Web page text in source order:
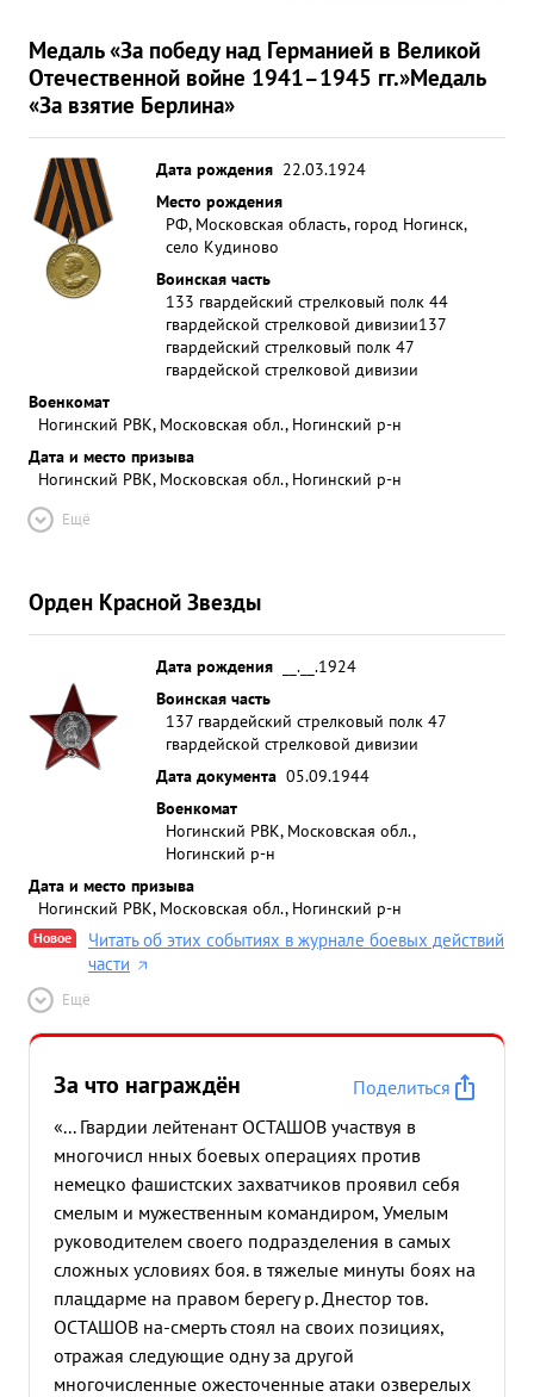
Медаль «За победу над Германией в Великой
Отечественной войне 1941–1945 гг.»Медаль
«За взятие Берлина»
Дата рождения 22.03.1924
Место рождения
РФ, Московская область, город Ногинск,
село Кудиново
Воинская часть
133 гвардейский стрелковый полк 44
гвардейской стрелковой дивизии137
гвардейский стрелковый полк 47
гвардейской стрелковой дивизии
Военкомат
Ногинский РВК, Московская обл., Ногинский р-н
Дата и место призыва
Ногинский РВК, Московская обл., Ногинский р-н
Ещё
Орден Красной Звезды
Дата рождения
__.__.1924
Воинская часть
137 гвардейский стрелковый полк 47
гвардейской стрелковой дивизии
Дата документа 05.09.1944
Военкомат
Ногинский РВК, Московская обл.,
Ногинский р-н
Дата и место призыва
Ногинский РВК, Московская обл., Ногинский р-н
Новое
Читать об этих событиях в журнале боевых действий
части
Ещё
За что награждён
Поделиться
«... Гвардии лейтенант ОСТАШОВ участвуя в
многочисл нных боевых операциях против
немецко фашистских захватчиков проявил себя
смелым и мужественным командиром, Умелым
руководителем своего подразделения в самых
сложных условиях боя. в тяжелые минуты боях на
плацдарме на правом берегу р. Днестор тов.
ОСТАШОВ на-смерть стоял на своих позициях,
отражая следующие одну за другой
многочисленные ожесточенные атаки озверелых